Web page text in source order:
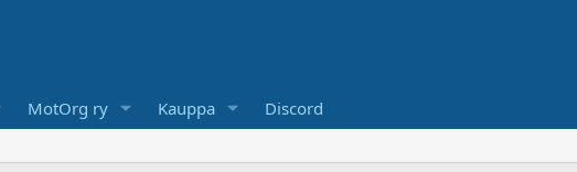
MotOrg ry Kauppa Discord